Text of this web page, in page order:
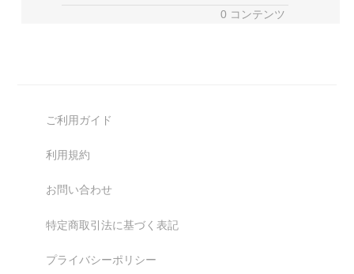
0 コンテンツ
ご利用ガイド
利用規約
お問い合わせ
特定商取引法に基づく表記
プライバシーポリシー